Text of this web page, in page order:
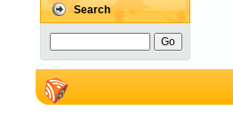
Search